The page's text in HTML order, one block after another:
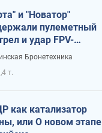
и "Новатор"
пулеметный
и удар FPV-
сохранив жизнь
Бронетехника
т.
как катализатор
или О новом этапе